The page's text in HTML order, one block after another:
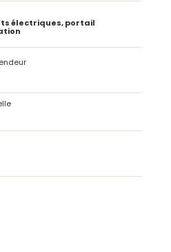
électriques, portail